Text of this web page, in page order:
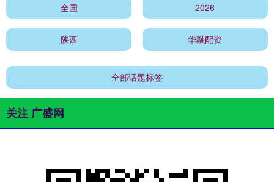
全国 2026
陕西 华融配资
全部话题标签
关注 广盛网